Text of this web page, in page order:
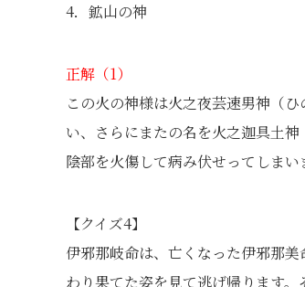
4．鉱山の神
正解（1）
この火の神様は火之夜芸速男神（
い、さらにまたの名を火之迦具土
陰部を火傷して病み伏せってしまい
【クイズ4】
伊邪那岐命は、亡くなった伊邪那
わり果てた姿を見て逃げ帰ります